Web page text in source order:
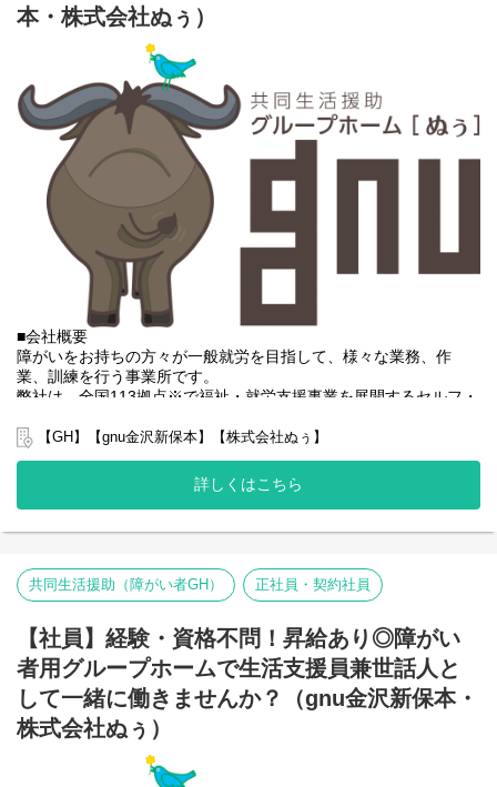
■業務内容
利用者さんと様々な話しをしながら目標などを一緒に立てて、自
立までのお手伝いをして頂く、サービス管理責任者を募集してお
ります。
・個別支援計画作成に伴う一切の業務
・世話人・生活支援員に伴う一切の業務
・事業所運営に伴う一切の業務
弊社グループのサービス管理責任者の業務内容は他社さんと比べ
て働き安い環境を整え業務負荷を減らす工夫をしております。
・支援費請求は行いません。代理請求を導入していますので利用
記録のチェックのみです。
・個別支援計画、ケース記録を含めた必要な様々な書類は管理シ
ステムを使用しているのでPC１つで管理できる体制となっていま
・行政への変更届等の提出書類のサポートも会社として行ってい
るので資格はもっているが正直できるか自信のない方でも安心し
て働ける環境が整っています。
本・株式会社ぬぅ）
■会社概要
障がいをお持ちの方々が一般就労を目指して、様々な業務、作
業、訓練を行う事業所です。
弊社は、全国113拠点※で福祉・就労支援事業を展開するセルフ・
グループ全体で培った豊富なノウハウとネットワークを活かし、
スタッフが安心して長く働ける職場づくりに取り組んでいます。
弊社グループでは主に以下のパターンの事業所を全国に展開をさ
⇒障がい者の方々と雇用契約を結んで業務を行って頂きながら一
【就労継続支援B型事業所】
⇒障がい者の方々とは非雇用型で内職などの作業を中心にA型や一
【共同生活援助（障がい者グループホーム）】
⇒将来の自立した生活や就労を見据え、生活する力や困難を解決
する力、 働く力などを身につけるサービス。
■業務内容
夜間支援員は利用者様への
夜間サポートがメインです。
【GH】【gnu金沢新保本】【株式会社ぬぅ】
詳しくはこちら
共同生活援助（障がい者GH） 正社員・契約社員
【社員】経験・資格不問！昇給あり◎障がい
者用グループホームで生活支援員兼世話人と
して一緒に働きませんか？（gnu金沢新保本・
株式会社ぬぅ）